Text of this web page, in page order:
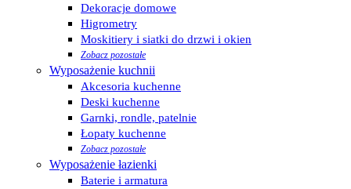
Dekoracje domowe
Higrometry
Moskitiery i siatki do drzwi i okien
Zobacz pozostałe
Wyposażenie kuchnii
Akcesoria kuchenne
Deski kuchenne
Garnki, rondle, patelnie
Łopaty kuchenne
Zobacz pozostałe
Wyposażenie łazienki
Baterie i armatura